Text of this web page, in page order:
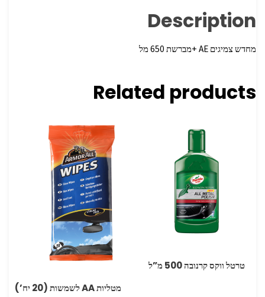
Description
מחדש צמיגים ‏AE +מברשת 650 מל
Related products
טרטל ווקס קרנובה 500 מ”ל
מטליות ‏AA לשמשות (20 יח’)